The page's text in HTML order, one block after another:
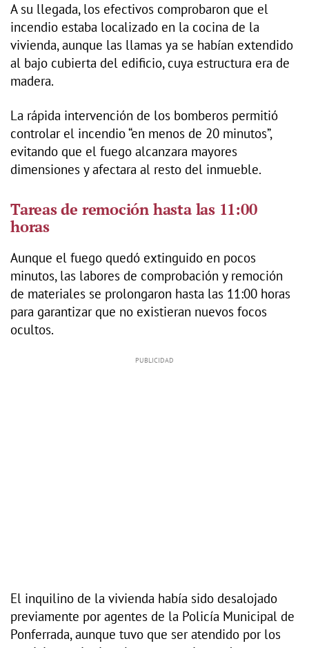
A su llegada, los efectivos comprobaron que el
incendio estaba localizado en la cocina de la
vivienda, aunque las llamas ya se habían extendido
al bajo cubierta del edificio, cuya estructura era de
madera.
La rápida intervención de los bomberos permitió
controlar el incendio “en menos de 20 minutos”,
evitando que el fuego alcanzara mayores
dimensiones y afectara al resto del inmueble.
Tareas de remoción hasta las 11:00
horas
Aunque el fuego quedó extinguido en pocos
minutos, las labores de comprobación y remoción
de materiales se prolongaron hasta las 11:00 horas
para garantizar que no existieran nuevos focos
ocultos.
El inquilino de la vivienda había sido desalojado
previamente por agentes de la Policía Municipal de
Ponferrada, aunque tuvo que ser atendido por los